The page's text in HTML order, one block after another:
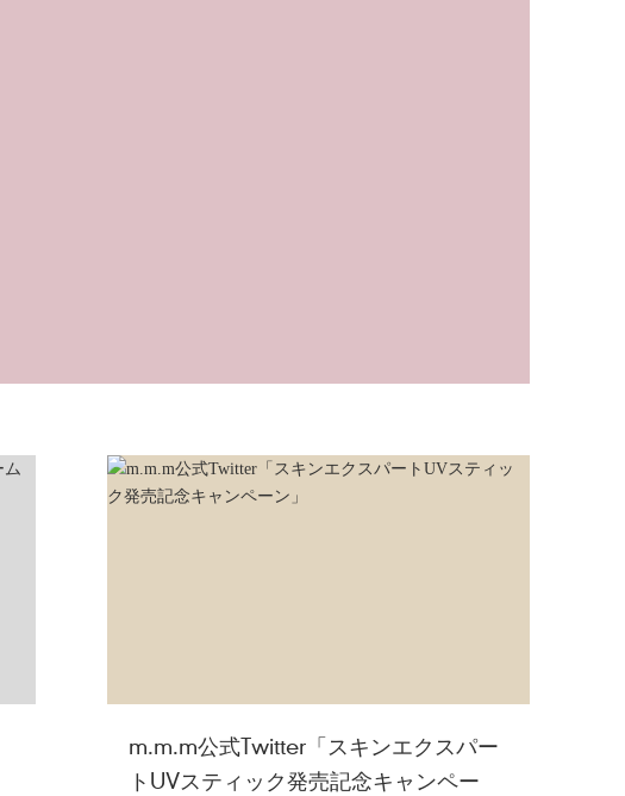
m.m.m公式Twitter「スキンエクスパー
トUVスティック発売記念キャンペー